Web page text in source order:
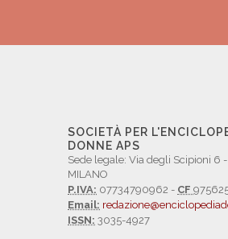
SOCIETÀ PER
DONNE APS
Sede legale: Via degli Scipioni 6
MILANO
P.IVA: 07734790962 - CF
Email:
ISSN: 3035-4927